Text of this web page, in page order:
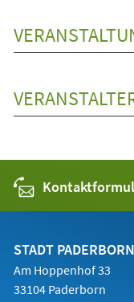
STADT PADERBORN
Am Hoppenhof 33
33104 Paderborn